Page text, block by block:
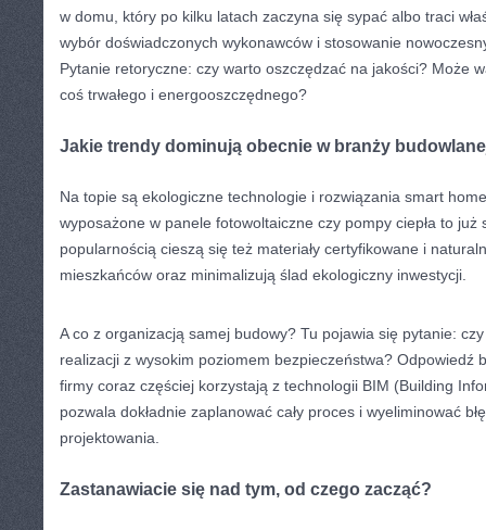
w domu, który po kilku latach zaczyna się sypać albo traci
wybór doświadczonych wykonawców i stosowanie
Pytanie retoryczne: czy warto oszczędzać na jakości? Może
coś trwałego i energooszczędnego?
Jakie trendy dominują obecnie w branży
Na topie są ekologiczne technologie i rozwiązania smart
wyposażone w panele fotowoltaiczne czy pompy ciepła to już
popularnością cieszą się też materiały certyfikowane i
mieszkańców oraz minimalizują ślad ekologiczny inwestycji.
A co z organizacją samej budowy? Tu pojawia się pytanie:
realizacji z wysokim poziomem bezpieczeństwa? Odpowiedź
firmy coraz częściej korzystają z technologii BIM (Building
pozwala dokładnie zaplanować cały proces i wyeliminować
projektowania.
Zastanawiacie się nad tym, od czego zacząć?